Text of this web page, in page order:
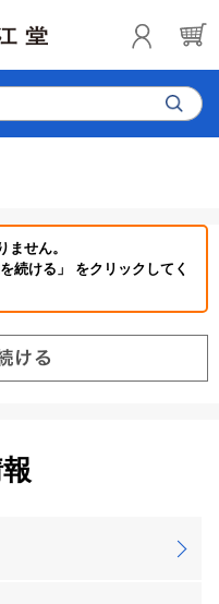
せん。
続ける」 をクリックしてく